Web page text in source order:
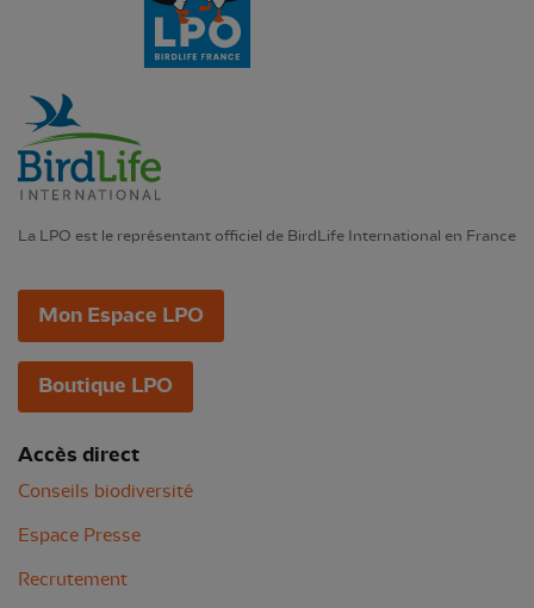
La LPO est le représentant officiel de BirdLife International en France
Mon Espace LPO
Boutique LPO
Accès direct
Conseils biodiversité
Espace Presse
Recrutement